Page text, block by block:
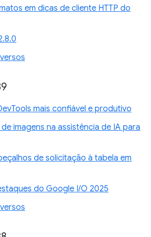
em dicas de cliente HTTP do
mais confiável e produtivo
imagens na assistência de IA para
de solicitação à tabela em
do Google I/O 2025